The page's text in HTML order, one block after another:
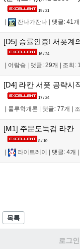
19 / 21
| 잔나가잔나 | 댓글: 41개
[D5] 승률인증! 서폿계
16 / 24
어람숑 댓글: 29개 조회:
[D4] 라칸 서폿 공략시
17 / 24
| 룰루학개론 | 댓글: 77개 |
[M1] 주문도둑검 라칸
8 / 10
라이트레이 댓글: 4개
목록
로그인